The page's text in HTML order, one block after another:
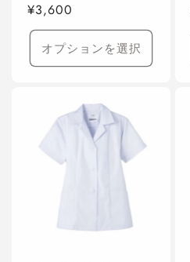
通
常
格
¥3,600
オプションを選択